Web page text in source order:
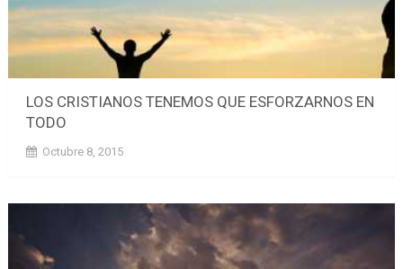
LOS CRISTIANOS TENEMOS QUE ESFORZARNOS EN
TODO
Octubre 8, 2015